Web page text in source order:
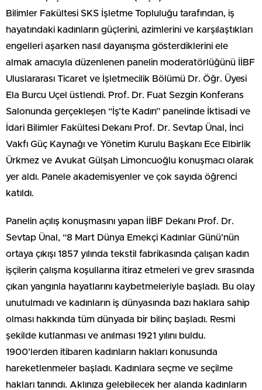
Bilimler Fakültesi SKS İşletme Topluluğu tarafından, iş
hayatındaki kadınların güçlerini, azimlerini ve karşılaştıkları
engelleri aşarken nasıl dayanışma gösterdiklerini ele
almak amacıyla düzenlenen panelin moderatörlüğünü İİBF
Uluslararası Ticaret ve İşletmecilik Bölümü Dr. Öğr. Üyesi
Ela Burcu Uçel üstlendi. Prof. Dr. Fuat Sezgin Konferans
Salonunda gerçekleşen “İş’te Kadın” panelinde İktisadi ve
İdari Bilimler Fakültesi Dekanı Prof. Dr. Sevtap Ünal, İnci
Vakfı Güç Kaynağı ve Yönetim Kurulu Başkanı Ece Elbirlik
Ürkmez ve Avukat Gülşah Limoncuoğlu konuşmacı olarak
yer aldı. Panele akademisyenler ve çok sayıda öğrenci
katıldı.
Panelin açılış konuşmasını yapan İİBF Dekanı Prof. Dr.
Sevtap Ünal, “8 Mart Dünya Emekçi Kadınlar Günü’nün
ortaya çıkışı 1857 yılında tekstil fabrikasında çalışan kadın
işçilerin çalışma koşullarına itiraz etmeleri ve grev sırasında
çıkan yangınla hayatlarını kaybetmeleriyle başladı. Bu olay
unutulmadı ve kadınların iş dünyasında bazı haklara sahip
olması hakkında tüm dünyada bir bilinç başladı. Resmi
şekilde kutlanması ve anılması 1921 yılını buldu.
1900’lerden itibaren kadınların hakları konusunda
hareketlenmeler başladı. Kadınlara seçme ve seçilme
hakları tanındı. Aklınıza gelebilecek her alanda kadınların